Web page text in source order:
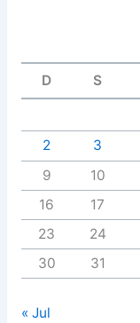
D S
2
3
9
10
16
17
23
24
30
31
« Jul